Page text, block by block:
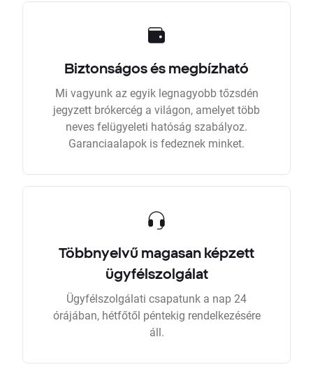
Biztonságos és megbízható
Mi vagyunk az egyik legnagyobb tőzsdén
jegyzett brókercég a világon, amelyet több
neves felügyeleti hatóság szabályoz.
Garanciaalapok is fedeznek minket.
Többnyelvű magasan képzett
ügyfélszolgálat
Ügyfélszolgálati csapatunk a nap 24
órájában, hétfőtől péntekig rendelkezésére
áll.